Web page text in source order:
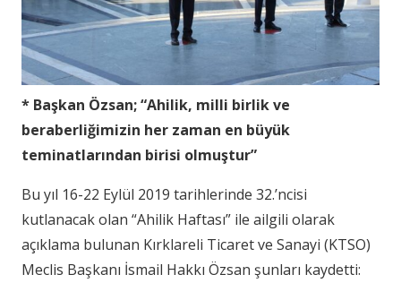
* Başkan Özsan; “Ahilik, milli birlik ve
beraberliğimizin her zaman en büyük
teminatlarından birisi olmuştur”
Bu yıl 16-22 Eylül 2019 tarihlerinde 32.’ncisi
kutlanacak olan “Ahilik Haftası” ile ailgili olarak
açıklama bulunan Kırklareli Ticaret ve Sanayi (KTSO)
Meclis Başkanı İsmail Hakkı Özsan şunları kaydetti: